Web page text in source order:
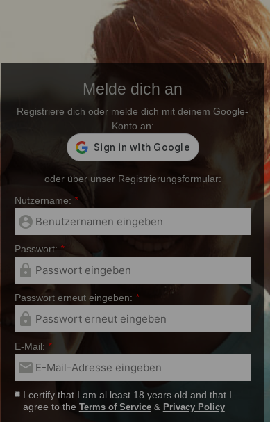
Melde dich an
Registriere dich oder melde dich mit deinem Google-
Konto an:
oder über unser Registrierungsformular:
Nutzername: *
account_circle
Passwort: *
lock
Passwort erneut eingeben: *
lock
E-Mail: *
email
I certify that I am al least 18 years old and that I
agree to the Terms of Service& Privacy Policy